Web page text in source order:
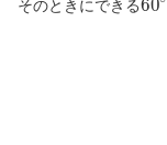
そのときにできる60